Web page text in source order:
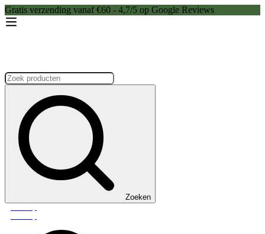
Gratis verzending vanaf €60 - 4,7/5 op Google Reviews
Zoeken:
Zoeken